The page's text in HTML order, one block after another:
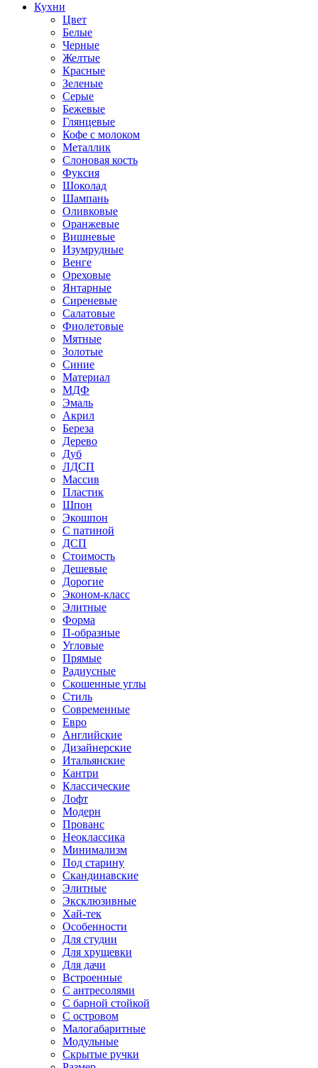
Кухни
Цвет
Белые
Черные
Желтые
Красные
Зеленые
Серые
Бежевые
Глянцевые
Кофе с молоком
Металлик
Слоновая кость
Фуксия
Шоколад
Шампань
Оливковые
Оранжевые
Вишневые
Изумрудные
Венге
Ореховые
Янтарные
Сиреневые
Салатовые
Фиолетовые
Мятные
Золотые
Синие
Материал
МДФ
Эмаль
Акрил
Береза
Дерево
Дуб
ЛДСП
Массив
Пластик
Шпон
Экошпон
С патиной
ДСП
Стоимость
Дешевые
Дорогие
Эконом-класс
Элитные
Форма
П-образные
Угловые
Прямые
Радиусные
Скошенные углы
Стиль
Современные
Евро
Английские
Дизайнерские
Итальянские
Кантри
Классические
Лофт
Модерн
Прованс
Неоклассика
Минимализм
Под старину
Скандинавские
Элитные
Эксклюзивные
Хай-тек
Особенности
Для студии
Для хрущевки
Для дачи
Встроенные
С антресолями
С барной стойкой
С островом
Малогабаритные
Модульные
Скрытые ручки